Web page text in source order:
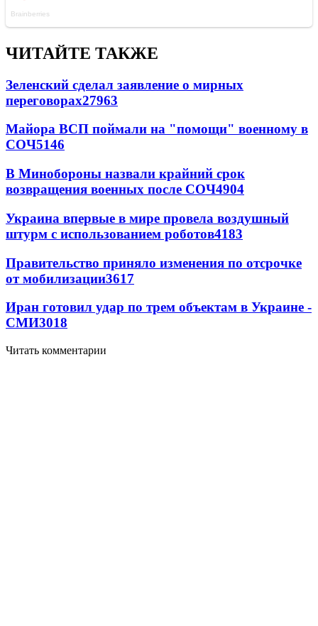
ЧИТАЙТЕ ТАКЖЕ
Зеленский сделал заявление о мирных
переговорах27963
Майора ВСП поймали на "помощи" военному в
СОЧ5146
В Минобороны назвали крайний срок
возвращения военных после СОЧ4904
Украина впервые в мире провела воздушный
штурм с использованием роботов4183
Правительство приняло изменения по отсрочке
от мобилизации3617
Иран готовил удар по трем объектам в Украине -
СМИ3018
Читать комментарии